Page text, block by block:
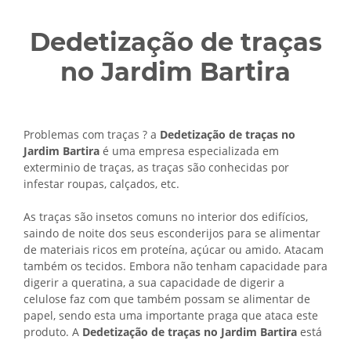
Dedetização de traças
no Jardim Bartira
Problemas com traças ? a Dedetização de traças no
Jardim Bartira é uma empresa especializada em
exterminio de traças, as traças são conhecidas por
infestar roupas, calçados, etc.
As traças são insetos comuns no interior dos edifícios,
saindo de noite dos seus esconderijos para se alimentar
de materiais ricos em proteína, açúcar ou amido. Atacam
também os tecidos. Embora não tenham capacidade para
digerir a queratina, a sua capacidade de digerir a
celulose faz com que também possam se alimentar de
papel, sendo esta uma importante praga que ataca este
produto. A Dedetização de traças no Jardim Bartira está